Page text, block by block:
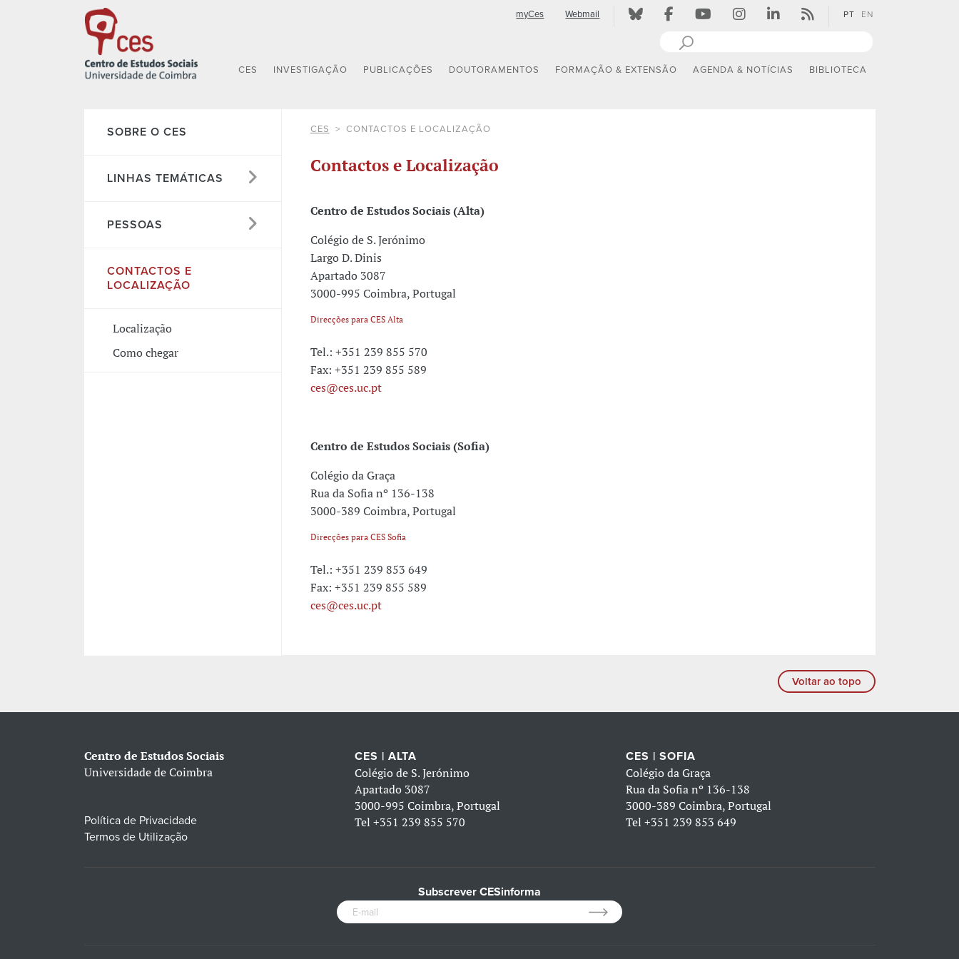
myCes Webmail PT EN
CES INVESTIGAÇÃO PUBLICAÇÕES DOUTORAMENTOS FORMAÇÃO & EXTENSÃO AGENDA & NOTÍCIAS BIBLIOTECA
SOBRE O CES
LINHAS TEMÁTICAS
PESSOAS
CONTACTOS E
LOCALIZAÇÃO
Localização
Como chegar
CES CONTACTOS E LOCALIZAÇÃO
Contactos e Localização
Centro de Estudos Sociais (Alta)
Colégio de S. Jerónimo
Largo D. Dinis
Apartado 3087
3000-995 Coimbra, Portugal
Direcções para CES Alta
Tel.: +351 239 855 570
Fax: +351 239 855 589
ces@ces.uc.pt
Centro de Estudos Sociais (Sofia)
Colégio da Graça
Rua da Sofia nº 136-138
3000-389 Coimbra, Portugal
Direcções para CES Sofia
Tel.: +351 239 853 649
Fax: +351 239 855 589
ces@ces.uc.pt
Voltar ao topo
Centro de Estudos Sociais
Universidade de Coimbra
Política de Privacidade
Termos de Utilização
CES | ALTA
Colégio de S. Jerónimo
Apartado 3087
3000-995 Coimbra, Portugal
Tel+351 239 855 570
CES | SOFIA
Colégio da Graça
Rua da Sofia nº 136-138
3000-389 Coimbra, Portugal
Tel +351 239 853 649
Subscrever CESinforma